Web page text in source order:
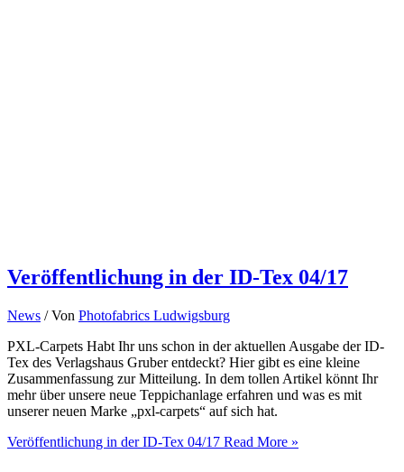
Veröffentlichung in der ID-Tex 04/17
News / Von Photofabrics Ludwigsburg
PXL-Carpets Habt Ihr uns schon in der aktuellen Ausgabe der ID-
Tex des Verlagshaus Gruber entdeckt? Hier gibt es eine kleine
Zusammenfassung zur Mitteilung. In dem tollen Artikel könnt Ihr
mehr über unsere neue Teppichanlage erfahren und was es mit
unserer neuen Marke „pxl-carpets“ auf sich hat.
Veröffentlichung in der ID-Tex 04/17 Read More »